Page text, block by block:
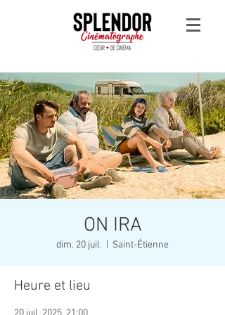
ON IRA
dim. 20 juil. Saint-Étienne
Heure et lieu